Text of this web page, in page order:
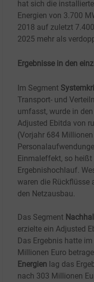
hat sich die
Energien von 3.700
2018 auf zuletzt 7.400
2025 mehr als
Ergebnisse in den
Im Segment
Transport- und
umfasst, wurde in
Adjusted Ebitda von
(Vorjahr 684
Einmaleffekt, so
Ergebnishochlauf.
waren die Rückflüsse
den Netzausbau.
Das Segment
erzielte ein Adjusted
Das Ergebnis hatte
Millionen Euro
Energien lag das
nach 303 Millionen